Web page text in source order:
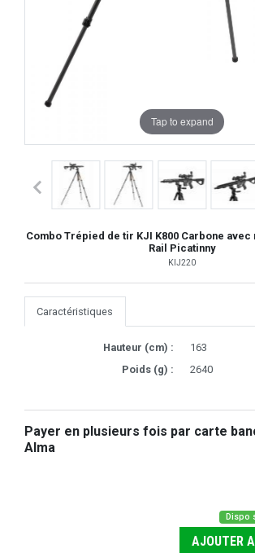
Tap to expand
Combo Trépied de tir KJI K800 Carbone avec
Rail Picatinny
KIJ220
Caractéristiques
Hauteur (cm) :
163
Poids (g) :
2640
Payer en plusieurs fois par carte
Alma
Dispo
AJOUTER